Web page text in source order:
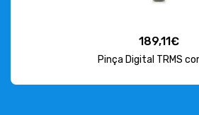
189,11€
Pinça Digital TRMS